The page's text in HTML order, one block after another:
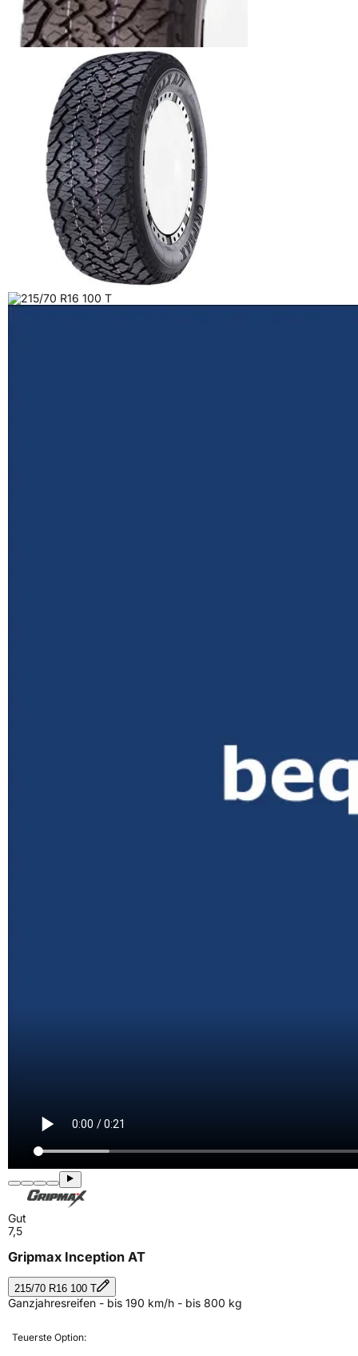
Gut
7,5
Gripmax Inception AT
215/70 R16 100 T
Ganzjahresreifen - bis 190 km/h - bis 800 kg
Teuerste Option: